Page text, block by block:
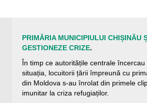
PRIMĂRIA MUNICIPIULUI CHIȘINĂU
GESTIONEZE CRIZE.
În timp ce autoritățile centrale
situația, locuitorii țării împreună cu
din Moldova s-au înrolat din primele
imunitar la criza refugiaților.